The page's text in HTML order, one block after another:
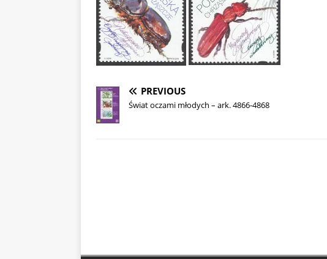
PREVIOUS
Świat oczami młodych – ark. 4866-4868